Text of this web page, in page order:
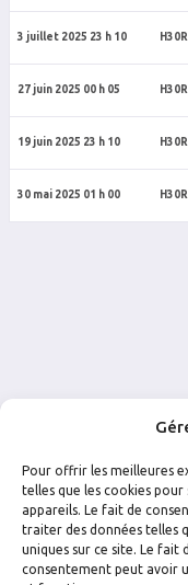
Pour offrir les meilleures
telles que les cookies
appareils. Le fait de
traiter des données telles
uniques sur ce site. Le fait
consentement peut avoir
3 juillet 2025 23 h 10 H30R
27 juin 2025 00 h 05 H30R
19 juin 2025 23 h 10 H30R
30 mai 2025 01 h 00 H30R
FACEBOOK